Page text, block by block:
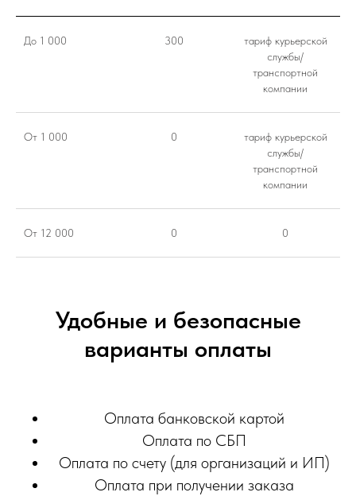
До 1 000 300
тариф курьерской
службы/
транспортной
компании
От 1 000 0
тариф курьерской
службы/
транспортной
компании
От 12 000 0 0
Удобные и безопасные
варианты оплаты
Оплата банковской картой
Оплата по СБП
Оплата по счету (для организаций и ИП)
Оплата при получении заказа